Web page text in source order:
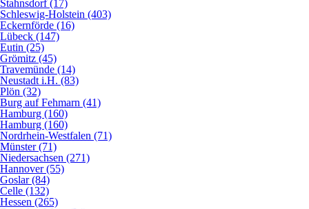
Stahnsdorf (17)
Schleswig-Holstein (403)
Eckernförde (16)
Lübeck (147)
Eutin (25)
Grömitz (45)
Travemünde (14)
Neustadt i.H. (83)
Plön (32)
Burg auf Fehmarn (41)
Hamburg (160)
Hamburg (160)
Nordrhein-Westfalen (71)
Münster (71)
Niedersachsen (271)
Hannover (55)
Goslar (84)
Celle (132)
Hessen (265)